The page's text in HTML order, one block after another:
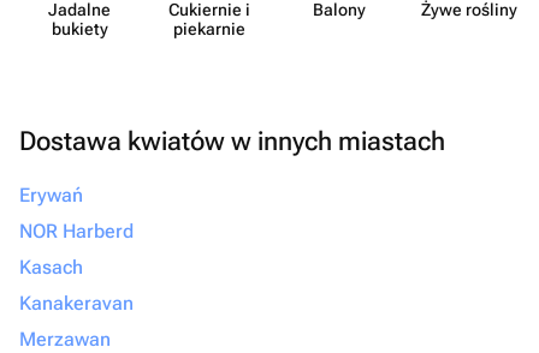
Jadalne
bukiety
Cukiernie i
piekarnie
Balony Żywe rośliny
Dostawa kwiatów w innych miastach
Erywań
NOR Harberd
Kasach
Kanakeravan
Merzawan